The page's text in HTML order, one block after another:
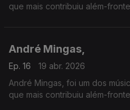
que mais contribuiu além-
André Mingas,
Ep. 16
19 abr. 2026
André Mingas, foi um dos
que mais contribuiu além-